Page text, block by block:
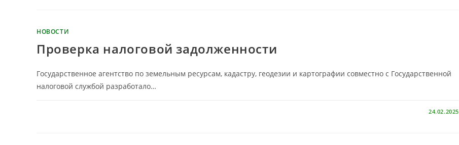
НОВОСТИ
Проверка налоговой задолженности
Государственное агентство по земельным ресурсам, кадастру, геодезии и картографии совместно с Государственной
налоговой службой разработало…
24.02.2025